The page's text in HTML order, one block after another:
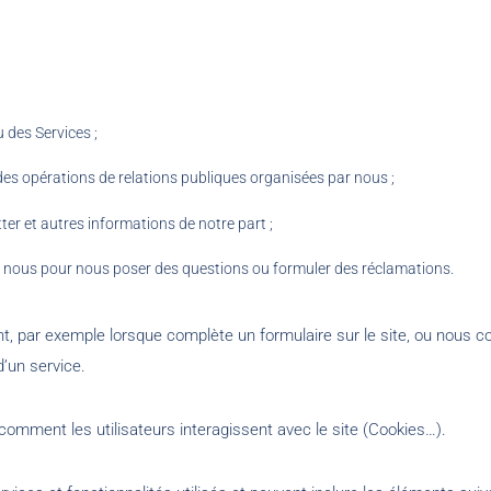
Services ;
opérations de relations publiques organisées par nous ;
et autres informations de notre part ;
pour nous poser des questions ou formuler des réclamations.
par exemple lorsque complète un formulaire sur le site, ou nous
service.
les utilisateurs interagissent avec le site (Cookies…).